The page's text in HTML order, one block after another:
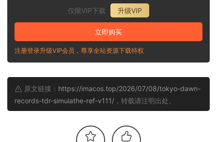
仅限VIP下载
升级VIP
立即购买
注册登录升级VIP会员，尊享全站资源下载特权
原文链接： https://imacos.top/2026/07/08/tokyo-dawn-
records-tdr-simulathe-ref-v111/ ，转载请注明出处。